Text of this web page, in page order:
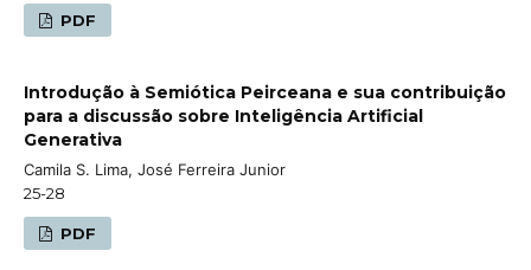
PDF
Introdução à Semiótica Peirceana e sua contribuição
para a discussão sobre Inteligência Artificial
Generativa
Camila S. Lima, José Ferreira Junior
25-28
PDF